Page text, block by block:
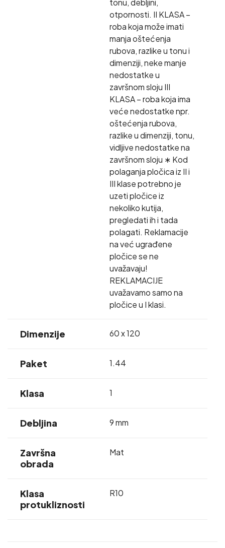
tonu, debljini,
otpornosti. II KLASA –
roba koja može imati
manja oštećenja
rubova, razlike u tonu i
dimenziji, neke manje
nedostatke u
završnom sloju III
KLASA – roba koja ima
veće nedostatke npr.
oštećenja rubova,
razlike u dimenziji, tonu,
vidljive nedostatke na
završnom sloju ∗ Kod
polaganja pločica iz II i
III klase potrebno je
uzeti pločice iz
nekoliko kutija,
pregledati ih i tada
polagati. Reklamacije
na već ugrađene
pločice se ne
uvažavaju!
REKLAMACIJE
uvažavamo samo na
pločice u I klasi.
Dimenzije 60 x 120
Paket 1.44
Klasa 1
Debljina 9 mm
Završna
obrada
Mat
Klasa
protukliznosti
R10